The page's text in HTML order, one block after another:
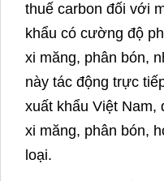
thuế carbon đối với
khẩu có cường độ
xi măng, phân bón,
này tác động trực
xuất khẩu Việt Nam,
xi măng, phân bón,
loại.